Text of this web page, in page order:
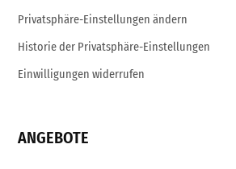
Privatsphäre-Einstellungen ändern
Historie der Privatsphäre-Einstellungen
Einwilligungen widerrufen
ANGEBOTE